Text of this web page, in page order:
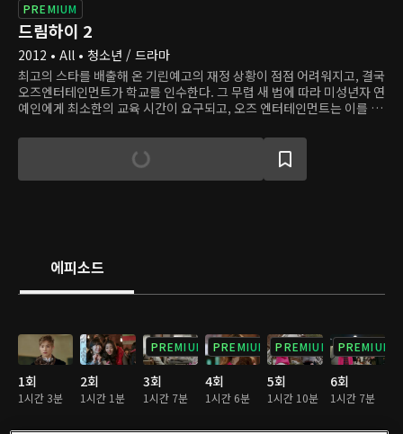
PREMIUM
드림하이 2
2012 • All • 청소년 / 드라마
최고의 스타를 배출해 온 기린예고의 재정 상황이 점점 어려워지고, 결국
오즈엔터테인먼트가 학교를 인수한다. 그 무렵 새 법에 따라 미성년자 연
예인에게 최소한의 교육 시간이 요구되고, 오즈 엔터테인먼트는 이를 지
능을 갈고닦았지만 아직 발휘할 기회를 잡지 못한 학생들과 이미 스타가
된 학생들이 기린예고에서 함께 지내게 되고, 곧 이들 사이엔 미묘한 경
에피소드
1회
1시간 3분
2회
1시간 1분
PREMIUM
3회
1시간 7분
PREMIUM
4회
1시간 6분
PREMIUM
5회
1시간 10분
PREMIUM
6회
1시간 7분